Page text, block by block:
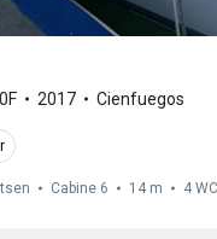
2017 Cienfuegos
Cabine 6 14 m 4 WC